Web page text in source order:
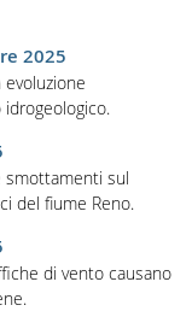
2025
smottamenti sul
del fiume Reno.
di vento causano